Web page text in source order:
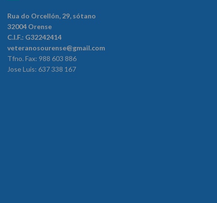
Rua do Orcellón, 29, sótano
32004 Orense
C.I.F.: G32242414
veteranosourense@gmail.com
Tfno. Fax: 988 603 886
Jose Luis: 637 338 167